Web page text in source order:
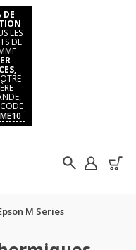
DE
LES
DE
M Series